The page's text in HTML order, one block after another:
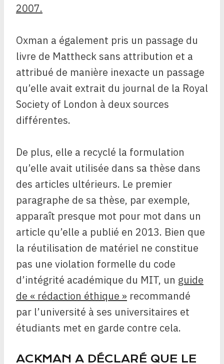
2007.
Oxman a également pris un passage du
livre de Mattheck sans attribution et a
attribué de manière inexacte un passage
qu’elle avait extrait du journal de la Royal
Society of London à deux sources
différentes.
De plus, elle a recyclé la formulation
qu’elle avait utilisée dans sa thèse dans
des articles ultérieurs. Le premier
paragraphe de sa thèse, par exemple,
apparaît presque mot pour mot dans un
article qu’elle a publié en 2013. Bien que
la réutilisation de matériel ne constitue
pas une violation formelle du code
d’intégrité académique du MIT, un guide
de « rédaction éthique » recommandé
par l’université à ses universitaires et
étudiants met en garde contre cela.
ACKMAN A DÉCLARÉ QUE LE